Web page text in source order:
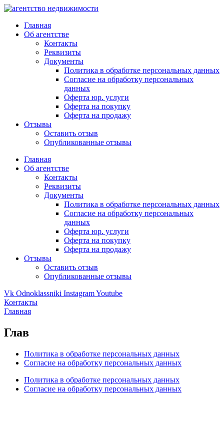
Главная
Об агентстве
Контакты
Реквизиты
Документы
Политика в обработке персональных данных
Согласие на обработку персональных
данных
Оферта юр. услуги
Оферта на покупку
Оферта на продажу
Отзывы
Оставить отзыв
Опубликованные отзывы
Главная
Об агентстве
Контакты
Реквизиты
Документы
Политика в обработке персональных данных
Согласие на обработку персональных
данных
Оферта юр. услуги
Оферта на покупку
Оферта на продажу
Отзывы
Оставить отзыв
Опубликованные отзывы
Vk Odnoklassniki InstagramYoutube
Контакты
Главная
Глав
Политика в обработке персональных данных
Согласие на обработку персональных данных
Политика в обработке персональных данных
Согласие на обработку персональных данных